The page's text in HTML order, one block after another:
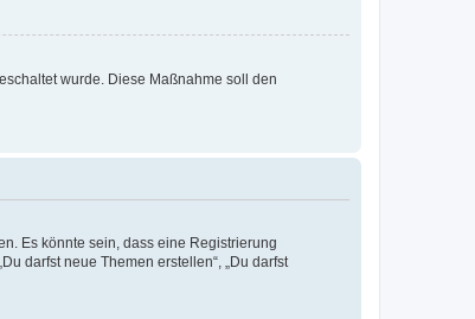
wurde. Diese Maßnahme soll den
Es könnte sein, dass eine Registrierung
darfst neue Themen erstellen“, „Du darfst